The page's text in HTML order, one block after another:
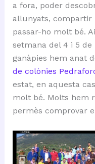
a fora, poder
allunyats, compartir
passar-ho molt bé.
setmana del 4 i 5 de
ganàpies hem anat
de colònies
estat, en aquesta
molt bé. Molts hem
permès comprovar